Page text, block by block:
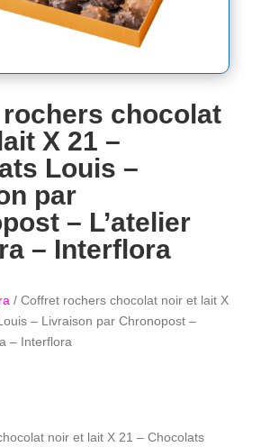
chocolat
X 21 –
Louis –
par
– L’atelier
– Interflora
/ Coffret rochers chocolat noir et lait X
– Livraison par Chronopost –
– Interflora
noir et lait X 21 – Chocolats